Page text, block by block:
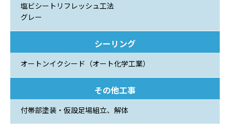
塩ビシートリフレッシュ工法
グレー
シーリング
オートンイクシード（オート化学工業）
その他工事
付帯部塗装・仮設足場組立、解体